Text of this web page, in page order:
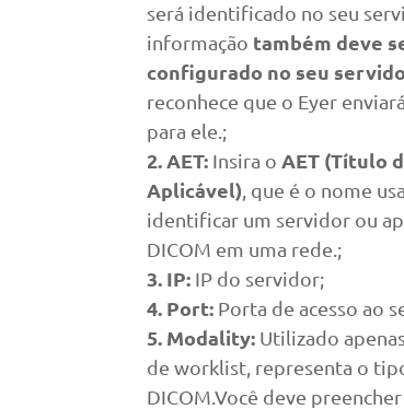
será identificado no seu
informação também deve
configurado no seu
reconhece que o Eyer
para ele.;
2. AET: Insira o AET (Título
Aplicável) , que é o nome
identificar um servidor ou
DICOM em uma rede.;
3. IP: IP do servidor;
4. Port: Porta de acesso ao
5. Modality: Utilizado
de worklist, representa o
DICOM.Você deve